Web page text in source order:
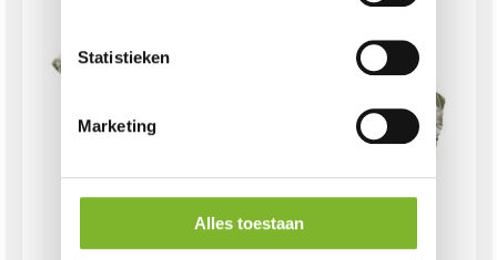
Statistieken
Marketing
Alles toestaan